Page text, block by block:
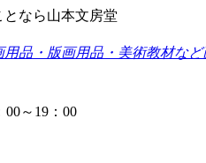
なら山本文房堂
品・版画用品・美術教材な
～19：00